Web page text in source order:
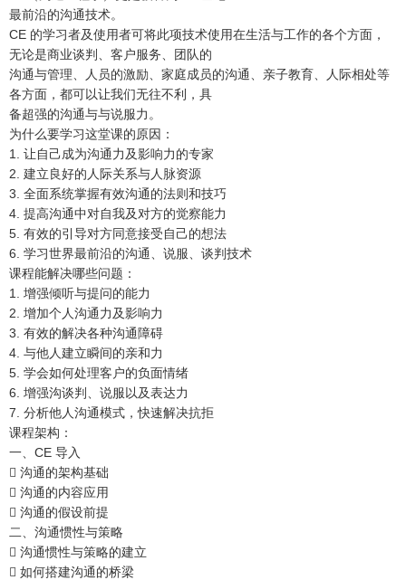
最前沿的沟通技术。
CE 的学习者及使用者可将此项技术使用在生活与工作的各个方面，
无论是商业谈判、客户服务、团队的
沟通与管理、人员的激励、家庭成员的沟通、亲子教育、人际相处等
各方面，都可以让我们无往不利，具
备超强的沟通与与说服力。
为什么要学习这堂课的原因：
1. 让自己成为沟通力及影响力的专家
2. 建立良好的人际关系与人脉资源
3. 全面系统掌握有效沟通的法则和技巧
4. 提高沟通中对自我及对方的觉察能力
5. 有效的引导对方同意接受自己的想法
6. 学习世界最前沿的沟通、说服、谈判技术
课程能解决哪些问题：
1. 增强倾听与提问的能力
2. 增加个人沟通力及影响力
3. 有效的解决各种沟通障碍
4. 与他人建立瞬间的亲和力
5. 学会如何处理客户的负面情绪
6. 增强沟谈判、说服以及表达力
7. 分析他人沟通模式，快速解决抗拒
课程架构：
一、CE 导入
 沟通的架构基础
 沟通的内容应用
 沟通的假设前提
二、沟通惯性与策略
 沟通惯性与策略的建立
 如何搭建沟通的桥梁